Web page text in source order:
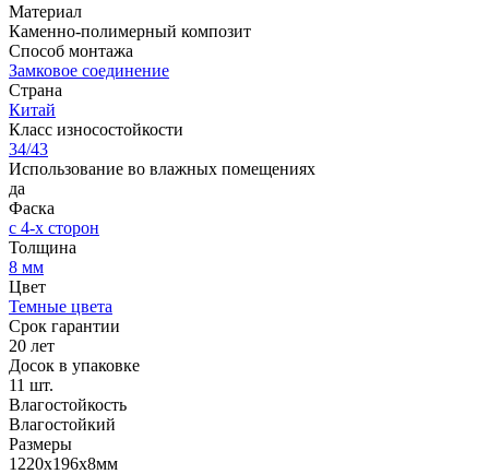
Материал
Каменно-полимерный композит
Способ монтажа
Замковое соединение
Страна
Китай
Класс износостойкости
34/43
Использование во влажных помещениях
да
Фаска
с 4-х сторон
Толщина
8 мм
Цвет
Темные цвета
Срок гарантии
20 лет
Досок в упаковке
11 шт.
Влагостойкость
Влагостойкий
Размеры
1220х196х8мм